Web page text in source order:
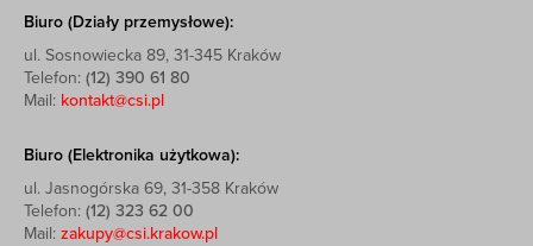
Biuro (Działy przemysłowe):
ul. Sosnowiecka 89, 31-345 Kraków
Telefon: (12) 390 61 80
Mail: kontakt@csi.pl
Biuro (Elektronika użytkowa):
ul. Jasnogórska 69, 31-358 Kraków
Telefon: (12) 323 62 00
Mail: zakupy@csi.krakow.pl